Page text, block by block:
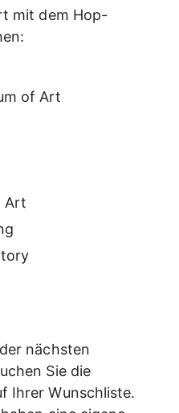
mit dem Hop-
of Art
Art
nächsten
Sie die
Ihrer Wunschliste.